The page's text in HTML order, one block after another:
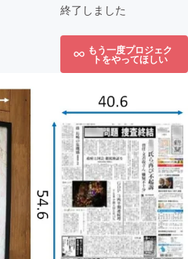
終了しました
もう一度プロジェク
トをやってほしい